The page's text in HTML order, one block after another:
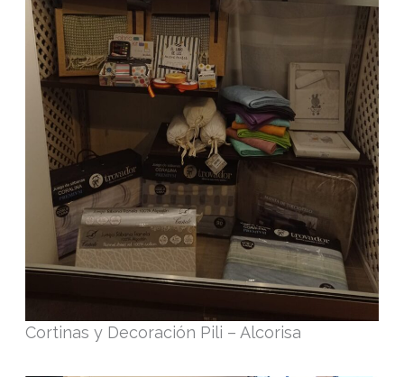
Cortinas y Decoración Pili – Alcorisa